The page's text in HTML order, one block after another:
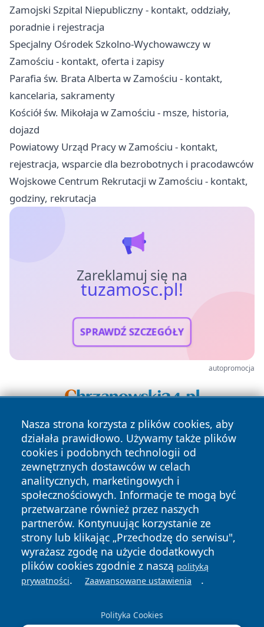
Zamojski Szpital Niepubliczny - kontakt, oddziały,
poradnie i rejestracja
Specjalny Ośrodek Szkolno-Wychowawczy w
Zamościu - kontakt, oferta i zapisy
Parafia św. Brata Alberta w Zamościu - kontakt,
kancelaria, sakramenty
Kościół św. Mikołaja w Zamościu - msze, historia,
dojazd
Powiatowy Urząd Pracy w Zamościu - kontakt,
rejestracja, wsparcie dla bezrobotnych i pracodawców
Wojskowe Centrum Rekrutacji w Zamościu - kontakt,
godziny, rekrutacja
Zareklamuj się na
tuzamosc.pl!
SPRAWDŹ SZCZEGÓŁY
autopromocja
Nasza strona korzysta z plików cookies, aby
działała prawidłowo. Używamy także plików
cookies i podobnych technologii od
zewnętrznych dostawców w celach
analitycznych, marketingowych i
społecznościowych. Informacje te mogą być
przetwarzane również przez naszych
partnerów. Kontynuując korzystanie ze
strony lub klikając „Przechodzę do serwisu",
wyrażasz zgodę na użycie dodatkowych
plików cookies zgodnie z naszą polityką
prywatności. Zaawansowane ustawienia .
Polityka Cookies
Copyright © 2026 tuzamosc.pl Wszystkie prawa zastrzeżone.
News Autorzy
Polityka
Prywatności
Polityka
Cookies